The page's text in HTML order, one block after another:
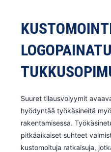
Suuret tilausvolyymit
hyödyntää työkäsineitä
rakentamisessa.
pitkäaikaiset suhteet
kustomoituja ratkaisuja,